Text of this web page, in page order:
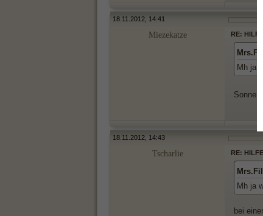
18.11.2012, 14:41
Miezekatze RE:
Mh ja
Sonne
18.11.2012, 14:43
Tscharlie RE:
Mh ja
bei